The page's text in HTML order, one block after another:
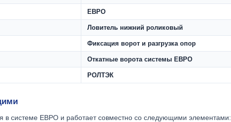
ЕВРО
Ловитель нижний роликовый
Фиксация ворот и разгрузка опор
Откатные ворота системы ЕВРО
РОЛТЭК
в системе ЕВРО и работает совместно со следующими элементами: